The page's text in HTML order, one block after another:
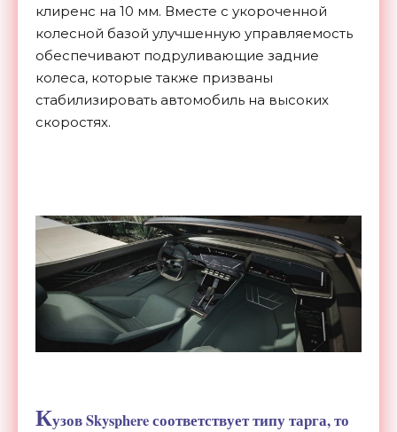
клиренс на 10 мм. Вместе с укороченной
колесной базой улучшенную управляемость
обеспечивают подруливающие задние
колеса, которые также призваны
стабилизировать автомобиль на высоких
скоростях.
Кузов Skysphere соответствует типу тарга, то